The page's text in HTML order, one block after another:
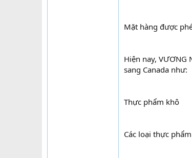
Mặt hàng được
Hiện nay, VƯƠNG
sang Canada như:
Thực phẩm khô
Các loại thực